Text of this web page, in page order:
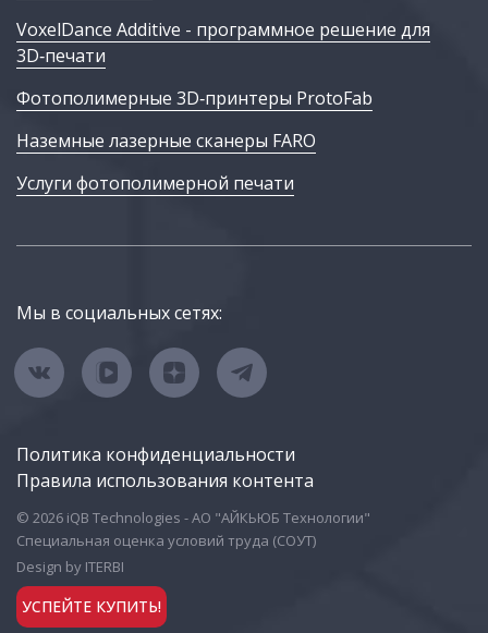
УСПЕЙТЕ КУПИТЬ!
VoxelDance Additive - программное решение для
3D‑печати
Фотополимерные 3D‑принтеры ProtoFab
Наземные лазерные сканеры FARO
Услуги фотополимерной печати
Мы в социальных сетях:
Политика конфиденциальности
Правила использования контента
© 2026 iQB Technologies - АО "АЙКЬЮБ Технологии"
Специальная оценка условий труда (СОУТ)
Design by ITERBI